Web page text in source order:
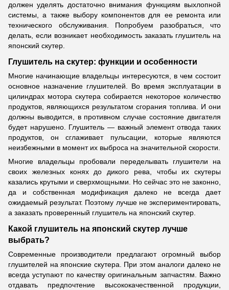
должен уделять достаточно внимания функциям выхлопной
системы, а также выбору компонентов для ее ремонта или
технического обслуживания. Попробуем разобраться, что
делать, если возникает необходимость заказать глушитель на
японский скутер.
Глушитель на скутер: функции и особенности
Многие начинающие владельцы интересуются, в чем состоит
основное назначение глушителей. Во время эксплуатации в
цилиндрах мотора скутера собирается некоторое количество
продуктов, являющихся результатом сгорания топлива. И они
должны выводится, в противном случае состояние двигателя
будет нарушено. Глушитель — важный элемент отвода таких
продуктов, он сглаживает пульсации, которые являются
неизбежными в момент их выброса на значительной скорости.
Многие владельцы пробовали переделывать глушители на
своих железных конях до дикого рева, чтобы их скутеры
казались крутыми и сверхмощными. Но сейчас это не законно,
да и собственная модификация далеко не всегда дает
ожидаемый результат. Поэтому лучше не экспериментировать,
а заказать проверенный глушитель на японский скутер.
Какой глушитель на японский скутер лучше
выбрать?
Современные производители предлагают огромный выбор
глушителей на японские скутера. При этом аналоги далеко не
всегда уступают по качеству оригинальным запчастям. Важно
отдавать предпочтение высококачественной продукции,